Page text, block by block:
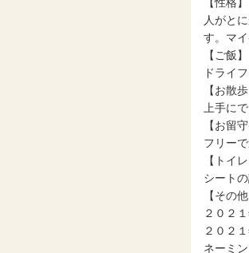
人がと
す。マ
【ご飯】
ドライ
【お散歩
上手に
【お留守
フリー
【トイレ
シート
【その他
２０２
２０２
ネーミ